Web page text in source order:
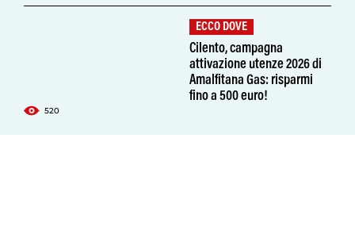
520
ECCO DOVE
Cilento, campagna
attivazione utenze 2026 di
Amalfitana Gas: risparmi
fino a 500 euro!